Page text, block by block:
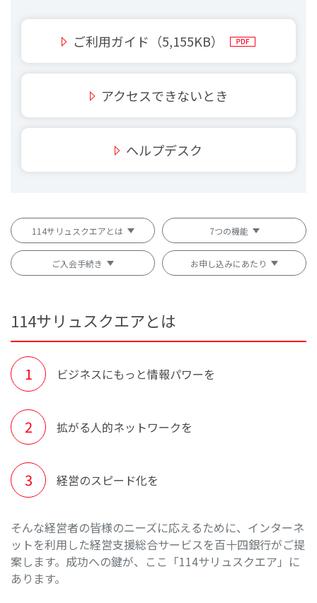
ご利用ガイド（5,155KB）
アクセスできないとき
ヘルプデスク
114サリュスクエアとは 7つの機能
ご入会手続き お申し込みにあたり
114サリュスクエアとは
ビジネスにもっと情報パワーを
拡がる人的ネットワークを
経営のスピード化を
そんな経営者の皆様のニーズに応えるために、インターネ
ットを利用した経営支援総合サービスを百十四銀行がご提
案します。成功への鍵が、ここ「114サリュスクエア」に
あります。